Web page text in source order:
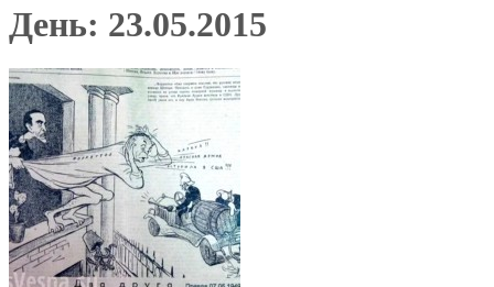
День: 23.05.2015